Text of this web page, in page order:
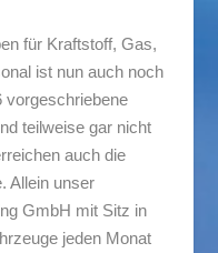
für Kraftstoff, Gas,
ist nun auch noch
vorgeschriebene
teilweise gar nicht
auch die
Allein unser
GmbH mit Sitz in
jeden Monat